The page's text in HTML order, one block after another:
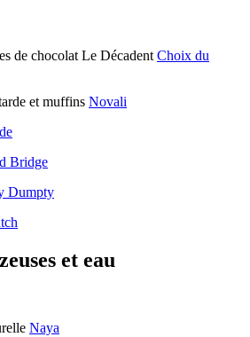
de chocolat Le Décadent Choix du
et muffins Novali
Bridge
Dumpty
et eau
Naya